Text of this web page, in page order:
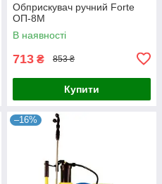
Обприскувач ручний Forte
ОП-8М
В наявності
713 ₴ 853 ₴
Купити
–16%